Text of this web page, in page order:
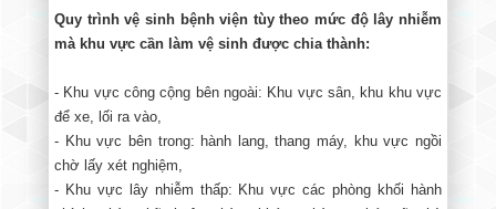
Quy trình vệ sinh bệnh viện tùy theo mức độ lây nhiễm
mà khu vực cần làm vệ sinh được chia thành:
- Khu vực công cộng bên ngoài: Khu vực sân, khu khu vực
để xe, lối ra vào,
- Khu vực bên trong: hành lang, thang máy, khu vực ngồi
chờ lấy xét nghiệm,
- Khu vực lây nhiễm thấp: Khu vực các phòng khối hành